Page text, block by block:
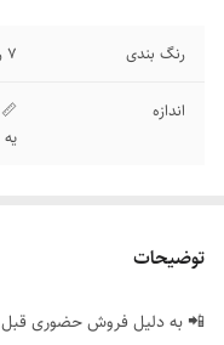
رنگ بندی 7 رنگ خوشگل طبق تصویر
اندازه
یه
توضیحات
📲 به دلیل فروش حضوری قبل